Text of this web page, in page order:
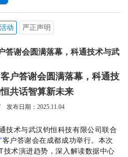
动 严正声明
答谢会圆满落幕，科通技术与武
户答谢会圆满落幕，科通技
共话智算新未来
发布日期：2025.11.04
技术与武汉钧恒科技有限公司联合
”客户答谢会在成都成功举行。本次
技术演进趋势，深入解读数据中心